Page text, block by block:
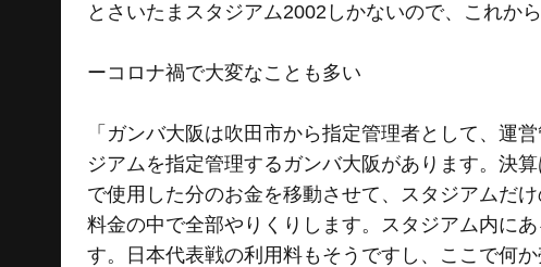
とさいたまスタジアム2002しかないので、これか
ーコロナ禍で大変なことも多い
「ガンバ大阪は吹田市から指定管理者として、運
ジアムを指定管理するガンバ大阪があります。決
で使用した分のお金を移動させて、スタジアムだ
料金の中で全部やりくりします。スタジアム内に
す。日本代表戦の利用料もそうですし、ここで何